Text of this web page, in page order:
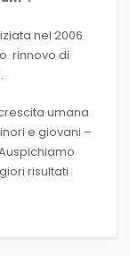
nel 2006
rinnovo di
umana
e giovani –
risultati